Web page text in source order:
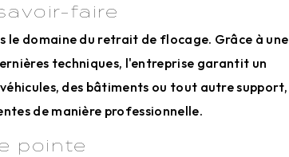
faire
le domaine du retrait de flocage. Grâce à une
techniques, l'entreprise garantit un
des bâtiments ou tout autre support,
de manière professionnelle.
pointe